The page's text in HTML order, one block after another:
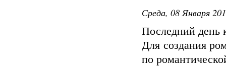
Среда, 08 Января
Последний день
Для создания
по